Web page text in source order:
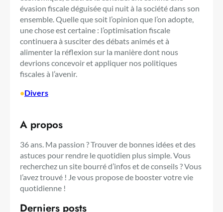
évasion fiscale déguisée qui nuit à la société dans son
ensemble. Quelle que soit l’opinion que l’on adopte,
une chose est certaine : l’optimisation fiscale
continuera à susciter des débats animés et à
alimenter la réflexion sur la manière dont nous
devrions concevoir et appliquer nos politiques
fiscales à l’avenir.
•Divers
A propos
36 ans. Ma passion ? Trouver de bonnes idées et des
astuces pour rendre le quotidien plus simple. Vous
recherchez un site bourré d’infos et de conseils ? Vous
l’avez trouvé ! Je vous propose de booster votre vie
quotidienne !
Derniers posts